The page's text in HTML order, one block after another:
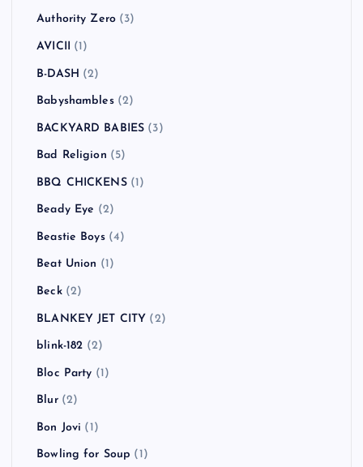
Authority Zero (3)
AVICII (1)
B-DASH (2)
Babyshambles(2)
BACKYARD BABIES (3)
Bad Religion (5)
BBQ CHICKENS(1)
Beady Eye (2)
Beastie Boys(4)
Beat Union (1)
Beck(2)
BLANKEY JET CITY (2)
blink-182 (2)
Bloc Party (1)
Blur(2)
Bon Jovi (1)
Bowling for Soup (1)